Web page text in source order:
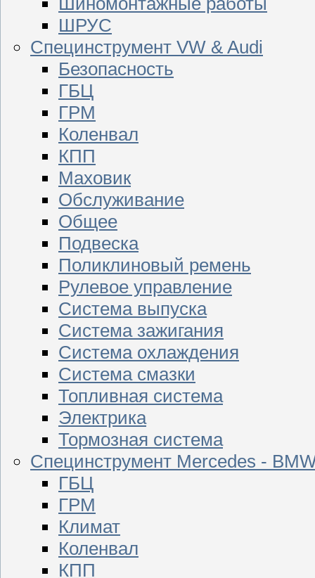
ШРУС
Специнструмент VW & Audi
Безопасность
ГБЦ
ГРМ
Коленвал
КПП
Маховик
Обслуживание
Общее
Подвеска
Поликлиновый ремень
Рулевое управление
Система выпуска
Система зажигания
Система охлаждения
Система смазки
Топливная система
Электрика
Тормозная система
Специнструмент Mercedes -
ГБЦ
ГРМ
Климат
Коленвал
КПП